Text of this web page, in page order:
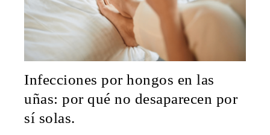
Infecciones por hongos en las
uñas: por qué no desaparecen por
sí solas.